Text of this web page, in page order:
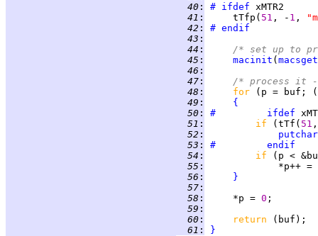
  40
: #	ifdef
  41
:
     tTfp(
51 , - 1 ,
  42
:
#	endif
  43
:
  44
:
/* set up to
  45
: macinit ( macsget
  46
:
  47
:
/* process it
  48
: for
(p = buf;
  49
:
{
  50
:
#		ifdef
  51
: if (tTf( 51
  52
:
putchar
  53
:
#		endif
  54
: if
(p <
  55
:
  56
:
}
  57
:
  58
:
     *p =
0
  59
:
  60
: return
  61
: }